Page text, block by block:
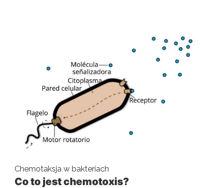
Chemotaksja w bakteriach
Co to jest chemotoxis?